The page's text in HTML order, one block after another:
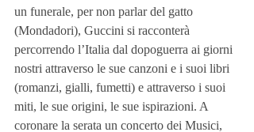
un funerale, per non parlar del gatto
(Mondadori), Guccini si racconterà
percorrendo l’Italia dal dopoguerra ai giorni
nostri attraverso le sue canzoni e i suoi libri
(romanzi, gialli, fumetti) e attraverso i suoi
miti, le sue origini, le sue ispirazioni. A
coronare la serata un concerto dei Musici,